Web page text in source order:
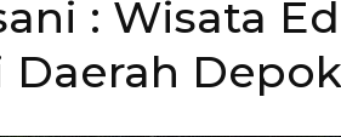
: Wisata
Daerah Depok